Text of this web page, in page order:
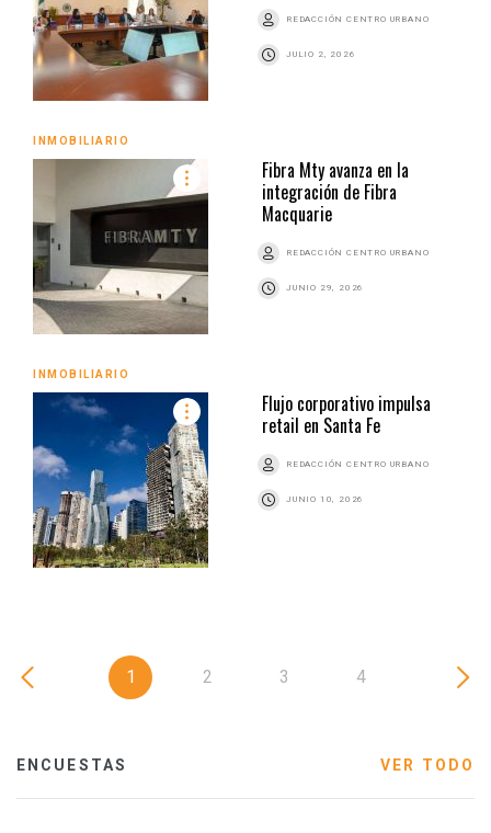
REDACCIÓN CENTRO URBANO
JULIO 2, 2026
INMOBILIARIO
Fibra Mty avanza en la
integración de Fibra
Macquarie
REDACCIÓN CENTRO URBANO
JUNIO 29, 2026
INMOBILIARIO
Flujo corporativo impulsa
retail en Santa Fe
REDACCIÓN CENTRO URBANO
JUNIO 10, 2026
1 2 3 4
ENCUESTAS VER TODO